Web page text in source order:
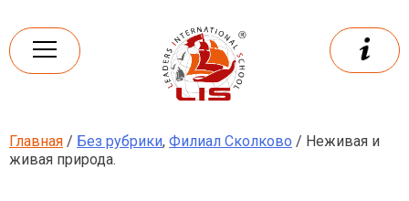
content
Leaders
International school
Главная / Без рубрики, Филиал Сколково / Неживая и
живая природа.